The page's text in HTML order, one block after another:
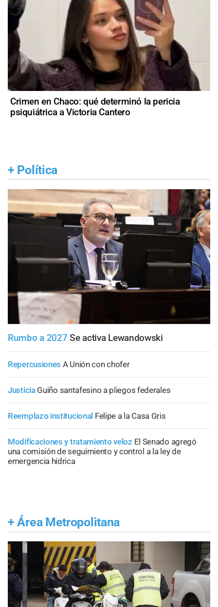
Crimen en Chaco: qué determinó la pericia
psiquiátrica a Victoria Cantero
+ Política
Rumbo a 2027 Se activa Lewandowski
Repercusiones A Unión con chofer
Justicia Guiño santafesino a pliegos federales
Reemplazo institucional Felipe a la Casa Gris
Modificaciones y tratamiento veloz El Senado agregó
una comisión de seguimiento y control a la ley de
emergencia hídrica
+ Área Metropolitana